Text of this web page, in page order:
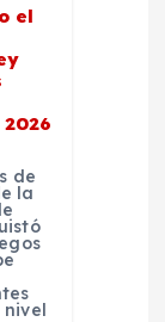
el
de
la